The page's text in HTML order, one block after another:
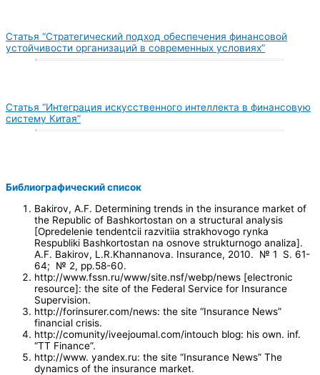
Статья “Стратегический подход обеспечения финансовой
устойчивости организаций в современных условиях”
Статья “Интеграция искусственного интеллекта в финансовую
систему Китая”
Библиографический список
Bakirov, A.F. Determining trends in the insurance market of
the Republic of Bashkortostan on a structural analysis
[Opredelenie tendentcii razvitiia strakhovogo rynka
Respubliki Bashkortostan na osnove strukturnogo analiza].
A.F. Bakirov, L.R.Khannanova. Insurance, 2010. № 1 S. 61-
64; № 2, pp.58-60.
http://www.fssn.ru/www/site.nsf/webp/news [electronic
resource]: the site of the Federal Service for Insurance
Supervision.
http://forinsurer.com/news: the site “Insurance News”
financial crisis.
http://comunity/iveejoumal.com/intouch blog: his own. inf.
“TT Finance”.
http://www. yandex.ru: the site “Insurance News” The
dynamics of the insurance market.